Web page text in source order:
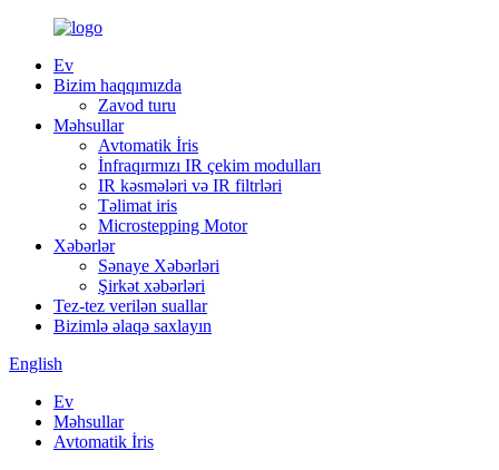
Ev
Bizim haqqımızda
Zavod turu
Məhsullar
Avtomatik İris
İnfraqırmızı IR çekim modulları
IR kəsmələri və IR filtrləri
Təlimat iris
Microstepping Motor
Xəbərlər
Sənaye Xəbərləri
Şirkət xəbərləri
Tez-tez verilən suallar
Bizimlə əlaqə saxlayın
English
Ev
Məhsullar
Avtomatik İris